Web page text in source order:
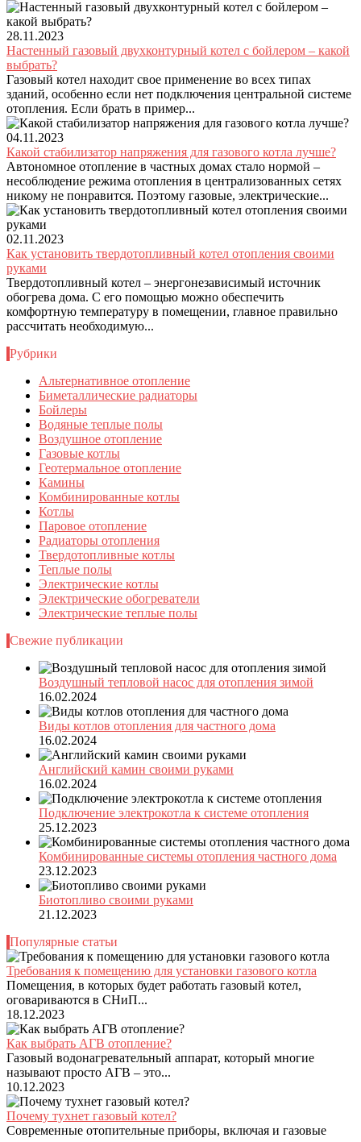
28.11.2023
Настенный газовый двухконтурный котел с бойлером – какой
выбрать?
Газовый котел находит свое применение во всех типах
зданий, особенно если нет подключения центральной системе
отопления. Если брать в пример...
04.11.2023
Какой стабилизатор напряжения для газового котла лучше?
Автономное отопление в частных домах стало нормой –
несоблюдение режима отопления в централизованных сетях
никому не понравится. Поэтому газовые, электрические...
02.11.2023
Как установить твердотопливный котел отопления своими
руками
Твердотопливный котел – энергонезависимый источник
обогрева дома. С его помощью можно обеспечить
комфортную температуру в помещении, главное правильно
рассчитать необходимую...
Рубрики
Альтернативное отопление
Биметаллические радиаторы
Бойлеры
Водяные теплые полы
Воздушное отопление
Газовые котлы
Геотермальное отопление
Камины
Комбинированные котлы
Котлы
Паровое отопление
Радиаторы отопления
Твердотопливные котлы
Теплые полы
Электрические котлы
Электрические обогреватели
Электрические теплые полы
Свежие публикации
Воздушный тепловой насос для отопления зимой
16.02.2024
Виды котлов отопления для частного дома
16.02.2024
Английский камин своими руками
16.02.2024
Подключение электрокотла к системе отопления
25.12.2023
Комбинированные системы отопления частного дома
23.12.2023
Биотопливо своими руками
21.12.2023
Популярные статьи
Требования к помещению для установки газового котла
Помещения, в которых будет работать газовый котел,
оговариваются в СНиП...
18.12.2023
Как выбрать АГВ отопление?
Газовый водонагревательный аппарат, который многие
называют просто АГВ – это...
10.12.2023
Почему тухнет газовый котел?
Современные отопительные приборы, включая и газовые